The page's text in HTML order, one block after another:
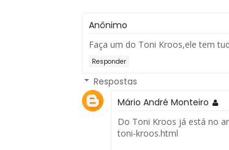
Anônimo
Faça um do Toni Kroos,ele tem
Responder
Respostas
Mário André Monteiro
Do Toni Kroos já está no
toni-kroos.html